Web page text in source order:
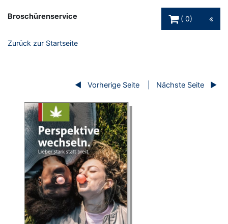
Broschürenservice
0
Zurück zur Startseite
Vorherige Seite Nächste Seite